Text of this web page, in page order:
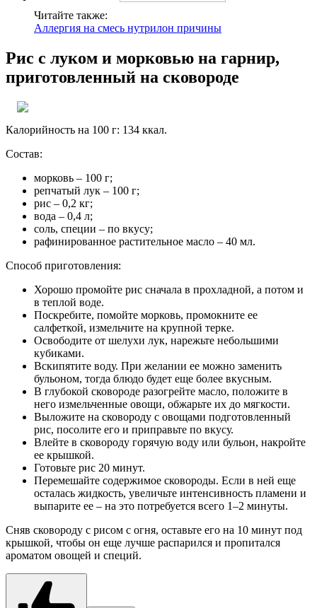
Читайте также:
Аллергия на смесь нутрилон причины
Рис с луком и морковью на гарнир,
приготовленный на сковороде
Калорийность на 100 г: 134 ккал.
Состав:
морковь – 100 г;
репчатый лук – 100 г;
рис – 0,2 кг;
вода – 0,4 л;
соль, специи – по вкусу;
рафинированное растительное масло – 40 мл.
Способ приготовления:
Хорошо промойте рис сначала в прохладной, а потом и
в теплой воде.
Поскребите, помойте морковь, промокните ее
салфеткой, измельчите на крупной терке.
Освободите от шелухи лук, нарежьте небольшими
кубиками.
Вскипятите воду. При желании ее можно заменить
бульоном, тогда блюдо будет еще более вкусным.
В глубокой сковороде разогрейте масло, положите в
него измельченные овощи, обжарьте их до мягкости.
Выложите на сковороду с овощами подготовленный
рис, посолите его и приправьте по вкусу.
Влейте в сковороду горячую воду или бульон, накройте
ее крышкой.
Готовьте рис 20 минут.
Перемешайте содержимое сковороды. Если в ней еще
осталась жидкость, увеличьте интенсивность пламени и
выпарите ее – на это потребуется всего 1–2 минуты.
Сняв сковороду с рисом с огня, оставьте его на 10 минут под
крышкой, чтобы он еще лучше распарился и пропитался
ароматом овощей и специй.